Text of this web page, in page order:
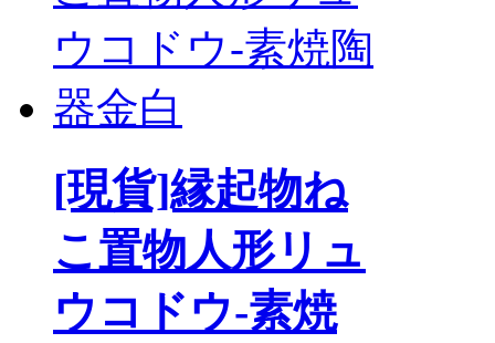
[現貨]縁起物ね
こ置物人形リュ
ウコドウ-素焼